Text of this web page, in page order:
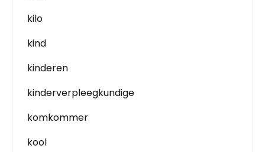
kilo
kind
kinderen
kinderverpleegkundige
komkommer
kool